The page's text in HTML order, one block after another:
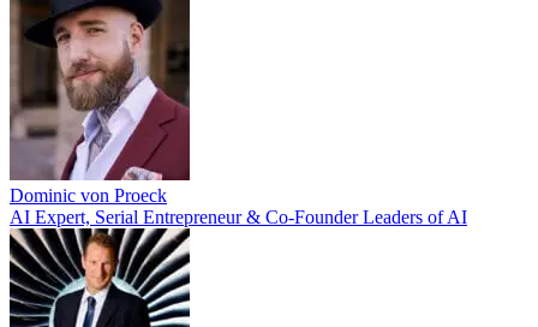
Dominic von Proeck
AI Expert, Serial Entrepreneur & Co-Founder Leaders of AI